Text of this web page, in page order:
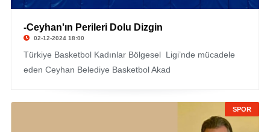
-Ceyhan'ın Perileri Dolu Dizgin
02-12-2024 18:00
Türkiye Basketbol Kadınlar Bölgesel Ligi’nde mücadele
eden Ceyhan Belediye Basketbol Akad
SPOR